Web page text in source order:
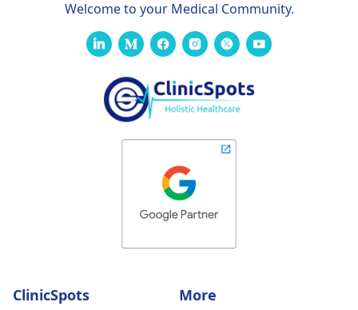
Welcome to your Medical Community.
ClinicSpots More